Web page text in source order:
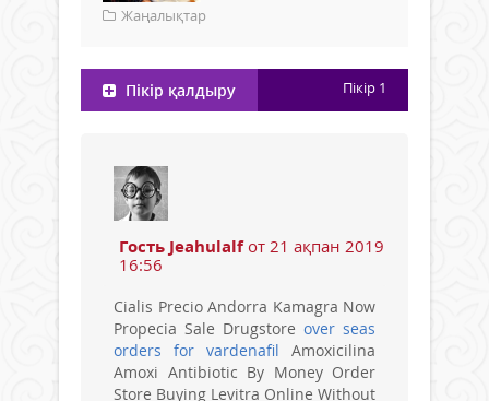
Жаңалықтар
Пікір қалдыру Пікір 1
Гость Jeahulalfот 21 ақпан 2019
16:56
Cialis Precio Andorra Kamagra Now
Propecia Sale Drugstore over seas
orders for vardenafil Amoxicilina
Amoxi Antibiotic By Money Order
Store Buying Levitra Online Without